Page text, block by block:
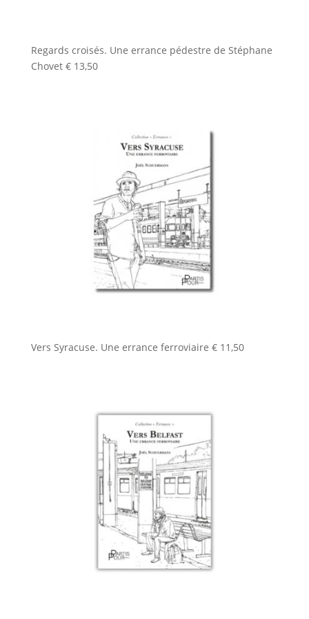
Regards croisés. Une errance pédestre de Stéphane
Chovet €13,50
Vers Syracuse. Une errance ferroviaire €11,50